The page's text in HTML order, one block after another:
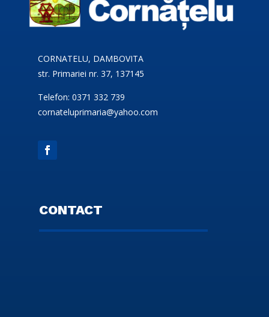
CORNATELU, DAMBOVITA
str. Primariei nr. 37, 137145
Telefon: 0371 332 739
cornateluprimaria@yahoo.com
CONTACT